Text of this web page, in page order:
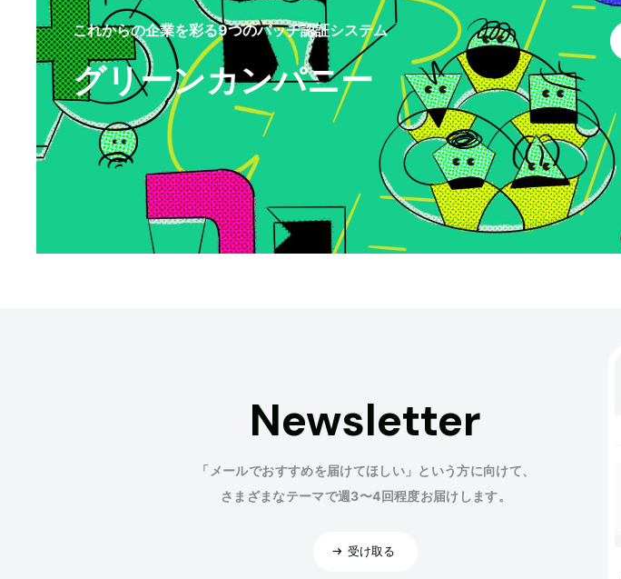
これからの企業を彩る9つのバッヂ認証システム
グリーンカンパニー
Newsletter
「メールでおすすめを届けてほしい」という方に向けて、
さまざまなテーマで週3〜4回程度お届けします。
受け取る